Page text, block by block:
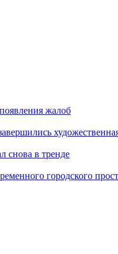
жалоб
снова в тренде
городского